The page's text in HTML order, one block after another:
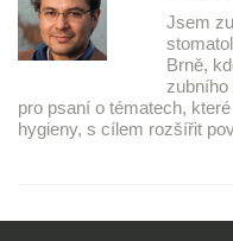
Jsem
Brně,
pro psaní o tématech,
hygieny, s cílem rozšířit